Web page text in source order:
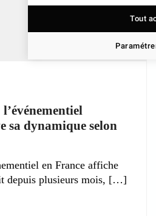
sa dynamique selon
en France affiche
depuis plusieurs mois,
Tout